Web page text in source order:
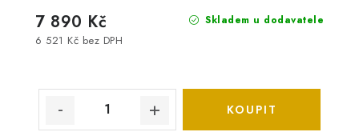
Skladem u dodavatele
6 521 Kč bez DPH
7 890 Kč